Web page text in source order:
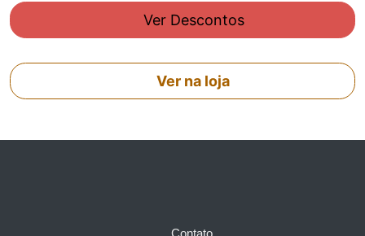
Ver Descontos
Ver na loja
Contato